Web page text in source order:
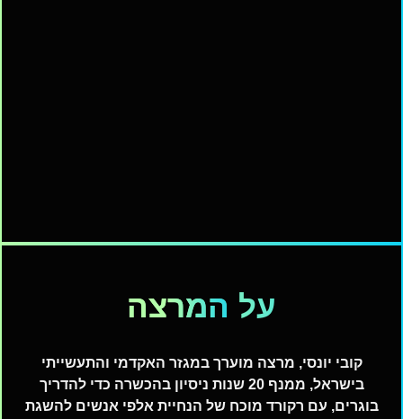
על המרצה
קובי יונסי, מרצה מוערך במגזר האקדמי והתעשייתי
בישראל, ממנף 20 שנות ניסיון בהכשרה כדי להדריך
בוגרים, עם רקורד מוכח של הנחיית אלפי אנשים להשגת